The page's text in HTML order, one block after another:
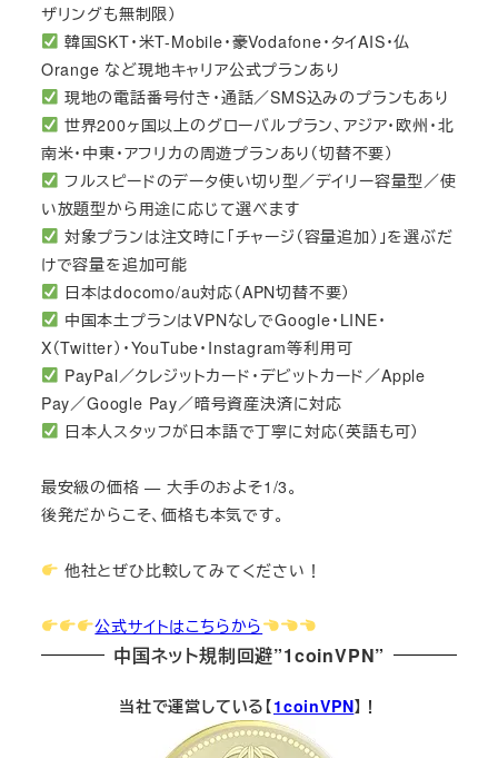
ザリングも無制限）
韓国SKT・米T-Mobile・豪Vodafone・タイAIS・仏
Orange など現地キャリア公式プランあり
現地の電話番号付き・通話／SMS込みのプランもあり
世界200ヶ国以上のグローバルプラン、アジア・欧州・北
南米・中東・アフリカの周遊プランあり（切替不要）
フルスピードのデータ使い切り型／デイリー容量型／使
い放題型から用途に応じて選べます
対象プランは注文時に「チャージ（容量追加）」を選ぶだ
けで容量を追加可能
日本はdocomo/au対応（APN切替不要）
中国本土プランはVPNなしでGoogle・LINE・
X（Twitter）・YouTube・Instagram等利用可
PayPal／クレジットカード・デビットカード／Apple
Pay／Google Pay／暗号資産決済に対応
日本人スタッフが日本語で丁寧に対応（英語も可）
最安級の価格 — 大手のおよそ1/3。
後発だからこそ、価格も本気です。
他社とぜひ比較してみてください！
公式サイトはこちらから
中国ネット規制回避”1coinVPN”
当社で運営している【1coinVPN】！